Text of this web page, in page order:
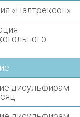
«Налтрексон»
дисульфирам